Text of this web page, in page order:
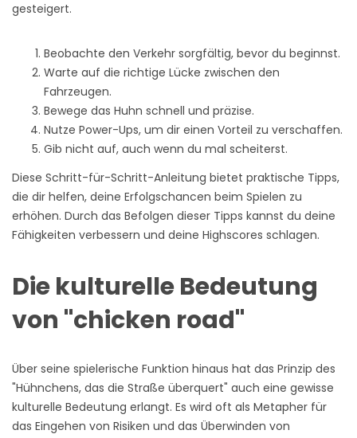
gesteigert.
Beobachte den Verkehr sorgfältig, bevor du beginnst.
Warte auf die richtige Lücke zwischen den
Fahrzeugen.
Bewege das Huhn schnell und präzise.
Nutze Power-Ups, um dir einen Vorteil zu verschaffen.
Gib nicht auf, auch wenn du mal scheiterst.
Diese Schritt-für-Schritt-Anleitung bietet praktische Tipps,
die dir helfen, deine Erfolgschancen beim Spielen zu
erhöhen. Durch das Befolgen dieser Tipps kannst du deine
Fähigkeiten verbessern und deine Highscores schlagen.
Die kulturelle Bedeutung
von "chicken road"
Über seine spielerische Funktion hinaus hat das Prinzip des
"Hühnchens, das die Straße überquert" auch eine gewisse
kulturelle Bedeutung erlangt. Es wird oft als Metapher für
das Eingehen von Risiken und das Überwinden von